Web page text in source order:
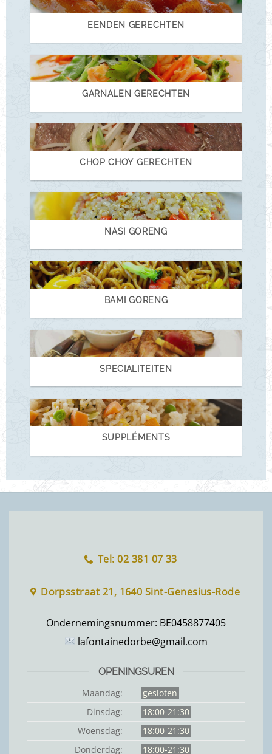
EENDEN GERECHTEN
GARNALEN GERECHTEN
CHOP CHOY GERECHTEN
NASI GORENG
BAMI GORENG
SPECIALITEITEN
SUPPLÉMENTS
Tel: 02 381 07 33
Dorpsstraat 21, 1640 Sint-Genesius-Rode
Ondernemingsnummer: BE0458877405
lafontainedorbe@gmail.com
OPENINGSUREN
Maandag:
gesloten
Dinsdag:
18:00-21:30
Woensdag:
18:00-21:30
Donderdag:
18:00-21:30